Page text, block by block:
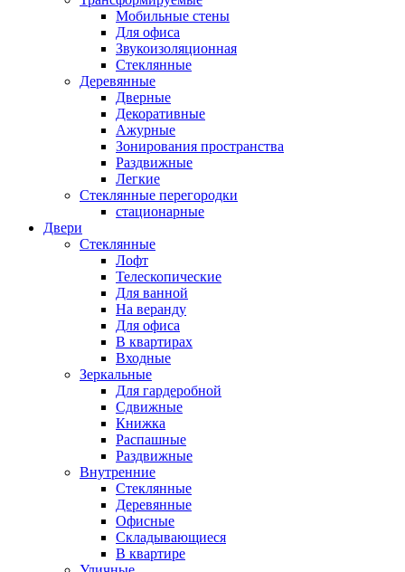
Мобильные стены
Для офиса
Звукоизоляционная
Стеклянные
Деревянные
Дверные
Декоративные
Ажурные
Зонирования пространства
Раздвижные
Легкие
Стеклянные перегородки
стационарные
Двери
Стеклянные
Лофт
Телескопические
Для ванной
На веранду
Для офиса
В квартирах
Входные
Зеркальные
Для гардеробной
Сдвижные
Книжка
Распашные
Раздвижные
Внутренние
Стеклянные
Деревянные
Офисные
Складывающиеся
В квартире